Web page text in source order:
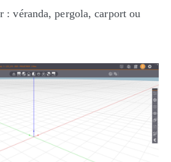
: véranda, pergola, carport ou